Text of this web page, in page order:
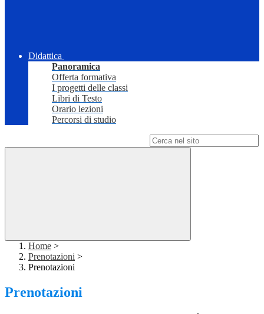
Didattica
Panoramica
Offerta formativa
I progetti delle classi
Libri di Testo
Orario lezioni
Percorsi di studio
Home >
Prenotazioni >
Prenotazioni
Prenotazioni